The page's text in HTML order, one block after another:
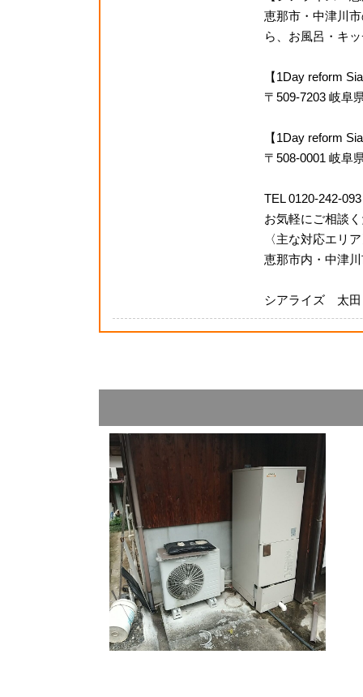
恵那市・中津川
ら、お風呂・キ
【1Day reform
〒509-7203 岐阜
【1Day reform
〒508-0001 岐阜
TEL 0120-242-093
お気軽にご相談く
〈主な対応エリア
恵那市内・中津
シアライズ 太田